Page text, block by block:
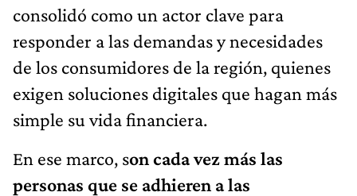
consolidó como un actor clave para
responder a las demandas y necesidades
de los consumidores de la región, quienes
exigen soluciones digitales que hagan más
simple su vida financiera.
En ese marco, son cada vez más las
personas que se adhieren a las